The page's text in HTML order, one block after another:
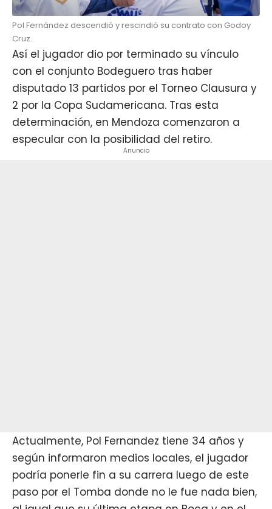
Pol Fernández descendió y rescindió su contrato con Godoy
Cruz.
Así el jugador dio por terminado su vínculo
con el conjunto Bodeguero tras haber
disputado 13 partidos por el Torneo Clausura y
2 por la Copa Sudamericana. Tras esta
determinación, en Mendoza comenzaron a
especular con la posibilidad del retiro.
Anuncio
Actualmente, Pol Fernandez tiene 34 años y
según informaron medios locales, el jugador
podría ponerle fin a su carrera luego de este
paso por el Tomba donde no le fue nada bien,